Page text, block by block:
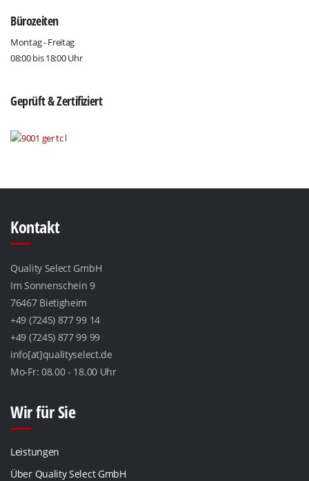
Bürozeiten
Montag - Freitag
08:00 bis 18:00 Uhr
Geprüft & Zertifiziert
Kontakt
Quality Select GmbH
Im Sonnenschein 9
76467 Bietigheim
+49 (7245) 877 99 14
+49 (7245) 877 99 99
info[at]qualityselect.de
Mo-Fr: 08.00 - 18.00 Uhr
Wir für Sie
Leistungen
Über Quality Select GmbH